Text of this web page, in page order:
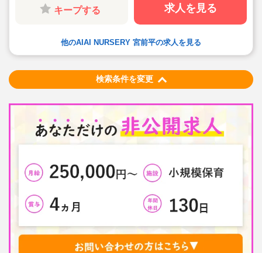
★英語は遊びを通して専任講師が年齢に応じて対応して
います。異文化にふれることで社会性や国際理解を深め
を体験することで、食や健康に対する興味を引き出して
ンセプトに木のぬくもりを感じるような環境を提供して
★ICT技術を導入し事務作業や午睡時の安全確認、保護者
キープする 求人を見る
他のAIAI NURSERY 宮前平の求人を見る
検索条件を変更